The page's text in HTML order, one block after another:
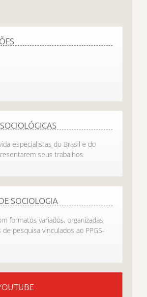
especialistas do Brasil e do
seus trabalhos.
SOCIOLOGIA
formatos variados, organizadas
pesquisa vinculados ao PPGS-